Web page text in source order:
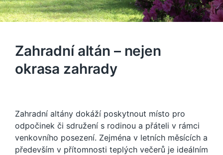
Zahradní altán – nejen
okrasa zahrady
Zahradní altány dokáží poskytnout místo pro
odpočinek či sdružení s rodinou a přáteli v rámci
venkovního posezení. Zejména v letních měsících a
především v přítomnosti teplých večerů je ideálním